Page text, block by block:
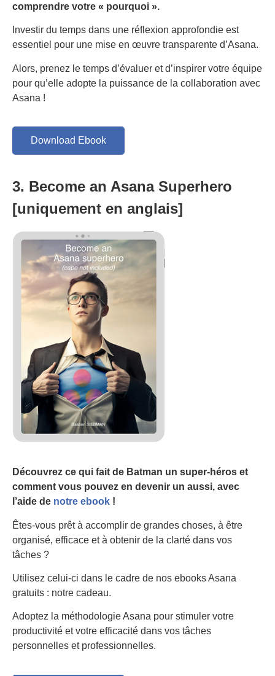
comprendre votre « pourquoi ».
Investir du temps dans une réflexion approfondie est
essentiel pour une mise en œuvre transparente d’Asana.
Alors, prenez le temps d’évaluer et d’inspirer votre équipe
pour qu’elle adopte la puissance de la collaboration avec
Asana !
Download Ebook
3. Become an Asana Superhero
[uniquement en anglais]
Découvrez ce qui fait de Batman un super-héros et
comment vous pouvez en devenir un aussi, avec
l’aide de notre ebook !
Êtes-vous prêt à accomplir de grandes choses, à être
organisé, efficace et à obtenir de la clarté dans vos
tâches ?
Utilisez celui-ci dans le cadre de nos ebooks Asana
gratuits : notre cadeau.
Adoptez la méthodologie Asana pour stimuler votre
productivité et votre efficacité dans vos tâches
personnelles et professionnelles.